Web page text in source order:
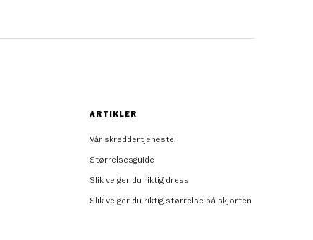
ARTIKLER
Vår skreddertjeneste
Størrelsesguide
Slik velger du riktig dress
Slik velger du riktig størrelse på skjorten